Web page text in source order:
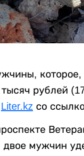
которое,
рублей
Liter.kz со
двое мужчин